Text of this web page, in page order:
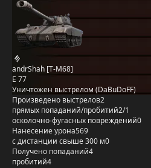
andrShah [T-M68]
E 77
Уничтожен выстрелом (DaBuDoFF)
Произведено выстрелов2
прямых попаданий/пробитий2/1
осколочно-фугасных повреждений0
Нанесение урона569
с дистанции свыше 300 м0
Получено попаданий4
пробитий4